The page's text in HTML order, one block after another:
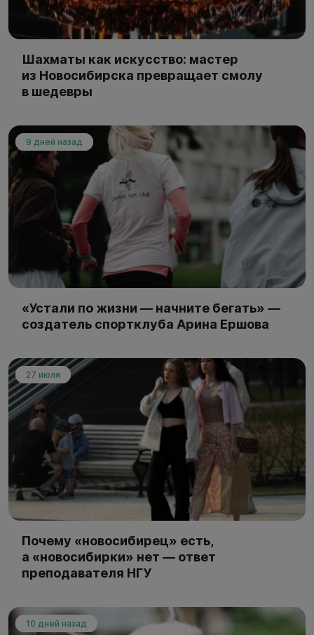
Шахматы как искусство: мастер
из Новосибирска превращает смолу
в шедевры
9 дней назад
«Устали по жизни — начните бегать» —
создатель спортклуба Арина Ершова
27 июля
Почему «новосибирец» есть,
а «новосибирки» нет — ответ
преподавателя НГУ
10 дней назад